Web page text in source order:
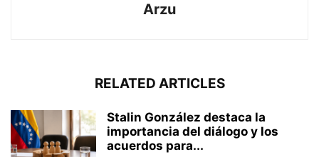
Arzu
RELATED ARTICLES
Stalin González destaca la
importancia del diálogo y los
acuerdos para...